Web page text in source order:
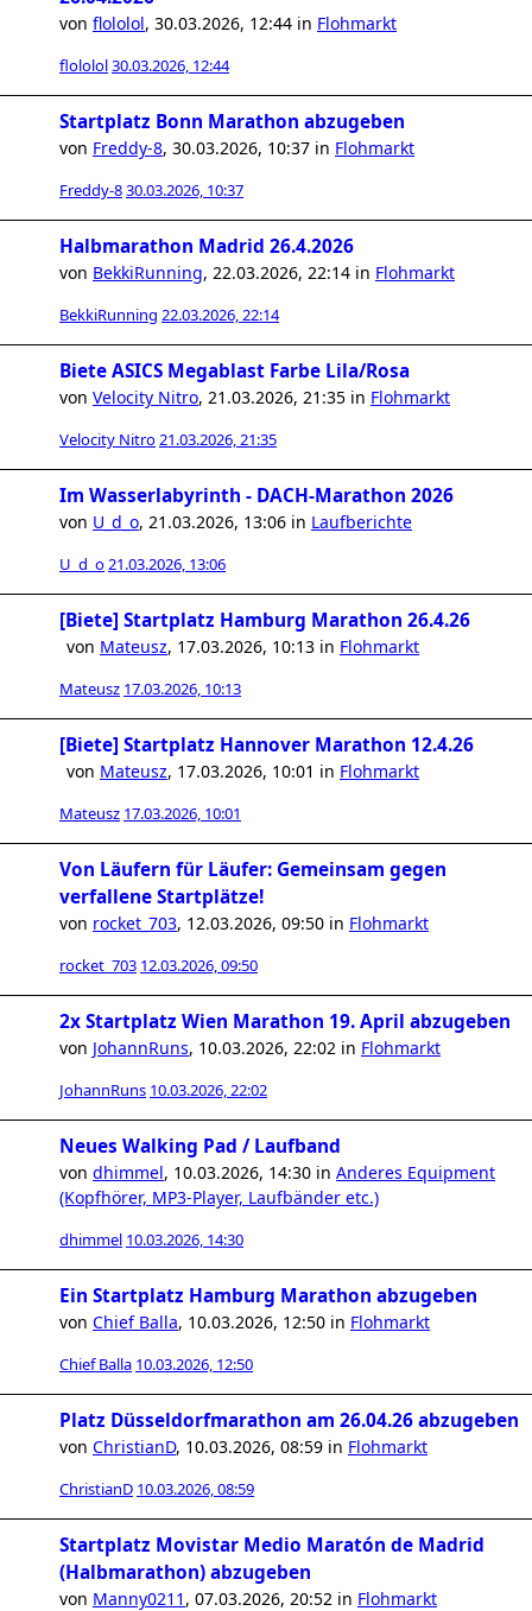
von flololol, 30.03.2026, 12:44 in Flohmarkt
flololol30.03.2026, 12:44
Startplatz Bonn Marathon abzugeben
von Freddy-8, 30.03.2026, 10:37 in Flohmarkt
Freddy-830.03.2026, 10:37
Halbmarathon Madrid 26.4.2026
von BekkiRunning, 22.03.2026, 22:14 in Flohmarkt
BekkiRunning 22.03.2026, 22:14
Biete ASICS Megablast Farbe Lila/Rosa
von Velocity Nitro, 21.03.2026, 21:35 in Flohmarkt
Velocity Nitro21.03.2026, 21:35
Im Wasserlabyrinth - DACH-Marathon 2026
von U_d_o, 21.03.2026, 13:06 in Laufberichte
U_d_o21.03.2026, 13:06
[Biete] Startplatz Hamburg Marathon 26.4.26
von Mateusz, 17.03.2026, 10:13 in Flohmarkt
Mateusz 17.03.2026, 10:13
[Biete] Startplatz Hannover Marathon 12.4.26
von Mateusz, 17.03.2026, 10:01 in Flohmarkt
Mateusz 17.03.2026, 10:01
Von Läufern für Läufer: Gemeinsam gegen
verfallene Startplätze!
von rocket_703, 12.03.2026, 09:50 in Flohmarkt
rocket_703 12.03.2026, 09:50
2x Startplatz Wien Marathon 19. April abzugeben
von JohannRuns, 10.03.2026, 22:02 in Flohmarkt
JohannRuns 10.03.2026, 22:02
Neues Walking Pad / Laufband
von dhimmel, 10.03.2026, 14:30 in Anderes Equipment
(Kopfhörer, MP3-Player, Laufbänder etc.)
dhimmel 10.03.2026, 14:30
Ein Startplatz Hamburg Marathon abzugeben
von Chief Balla, 10.03.2026, 12:50 in Flohmarkt
Chief Balla 10.03.2026, 12:50
Platz Düsseldorfmarathon am 26.04.26 abzugeben
von ChristianD, 10.03.2026, 08:59 in Flohmarkt
ChristianD 10.03.2026, 08:59
Startplatz Movistar Medio Maratón de Madrid
(Halbmarathon) abzugeben
von Manny0211 , 07.03.2026, 20:52 in Flohmarkt